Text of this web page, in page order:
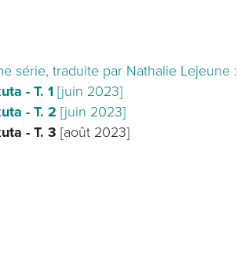
série, traduite par Nathalie Lejeune :
- T. 1 [juin 2023]
- T. 2 [juin 2023]
- T. 3 [août 2023]